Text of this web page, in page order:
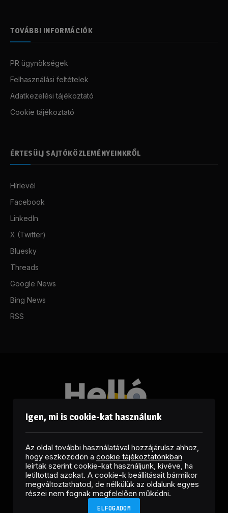
TOVÁBBI INFORMÁCIÓK
PR ügynökségek
Felhasználási feltételek
Adatkezelési tájékoztató
Cookie tájékoztató
ÉRTESÜLJ SAJTÓKÖZLEMÉNYEINKRŐL
Hírlevél
Facebook
LinkedIn
X (Twitter)
Bluesky
Threads
Google News
Bing News
RSS
FacebookLinkedInX
(Twitter)
RSS
Igen, mi is cookie-kat használunk
Az oldal további használatával hozzájárulsz ahhoz,
hogy eszközödön a cookie tájékoztatónkban
leírtak szerint cookie-kat használjunk, kivéve, ha
letiltottad azokat. A cookie-k beállításait bármikor
megváltoztathatod, de nélkülük az oldalunk egyes
részei nem fognak megfelelően működni.
ELFOGADOM